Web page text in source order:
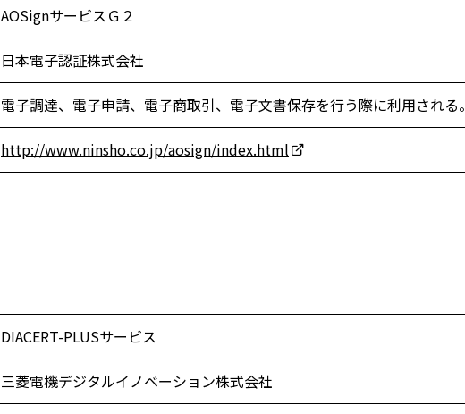
AOSignサービスＧ２
日本電子認証株式会社
電子調達、電子申請、電子商取引、電子文書保存を行う際に利用される。
http://www.ninsho.co.jp/aosign/index.html
DIACERT-PLUSサービス
三菱電機デジタルイノベーション株式会社